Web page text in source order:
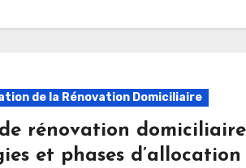
de la Rénovation Domiciliaire
de rénovation
et phases d’allocation